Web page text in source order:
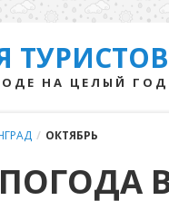
ТУРИСТОВ
НА ЦЕЛЫЙ ГОД
/ ОКТЯБРЬ
ПОГОДА